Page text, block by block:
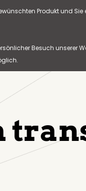
Produkt und
Besuch unserer